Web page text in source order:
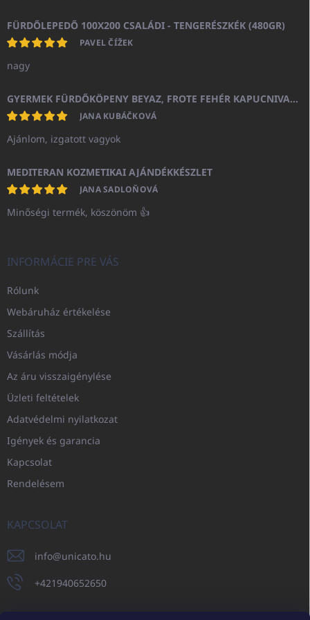
FÜRDŐLEPEDŐ 100X200 CSALÁDI - TENGERÉSZKÉK (480GR)
PAVEL ČÍŽEK
nagy
GYERMEK FÜRDŐKÖPENY BEYAZ, FROTE FEHÉR KAPUCNIVAL (400GR)
JANA KUBÁČKOVÁ
Ajánlom, izgatott vagyok
MEDITERAN KOZMETIKAI AJÁNDÉKKÉSZLET
JANA SADLOŇOVÁ
Minőségi termék, köszönöm 👍
INFORMÁCIE PRE VÁS
Rólunk
Webáruház értékelése
Szállítás
Vásárlás módja
Az áru visszaigénylése
Üzleti feltételek
Adatvédelmi nyilatkozat
Igények és garancia
Kapcsolat
Rendelésem
KAPCSOLAT
info@unicato.hu
+421940652650